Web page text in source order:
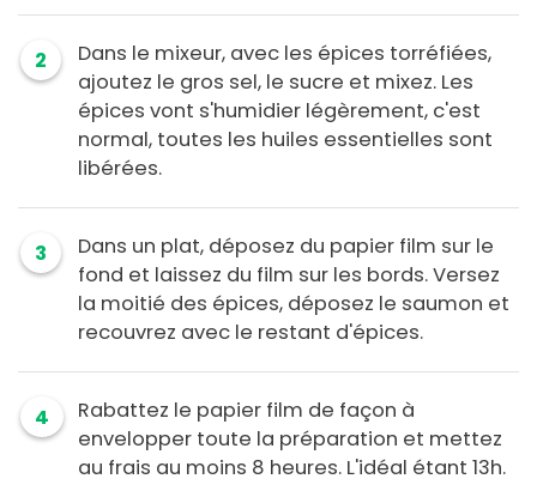
2
Dans le mixeur, avec les épices torréfiées,
ajoutez le gros sel, le sucre et mixez. Les
épices vont s'humidier légèrement, c'est
normal, toutes les huiles essentielles sont
libérées.
3
Dans un plat, déposez du papier film sur le
fond et laissez du film sur les bords. Versez
la moitié des épices, déposez le saumon et
recouvrez avec le restant d'épices.
4
Rabattez le papier film de façon à
envelopper toute la préparation et mettez
au frais au moins 8 heures. L'idéal étant 13h.